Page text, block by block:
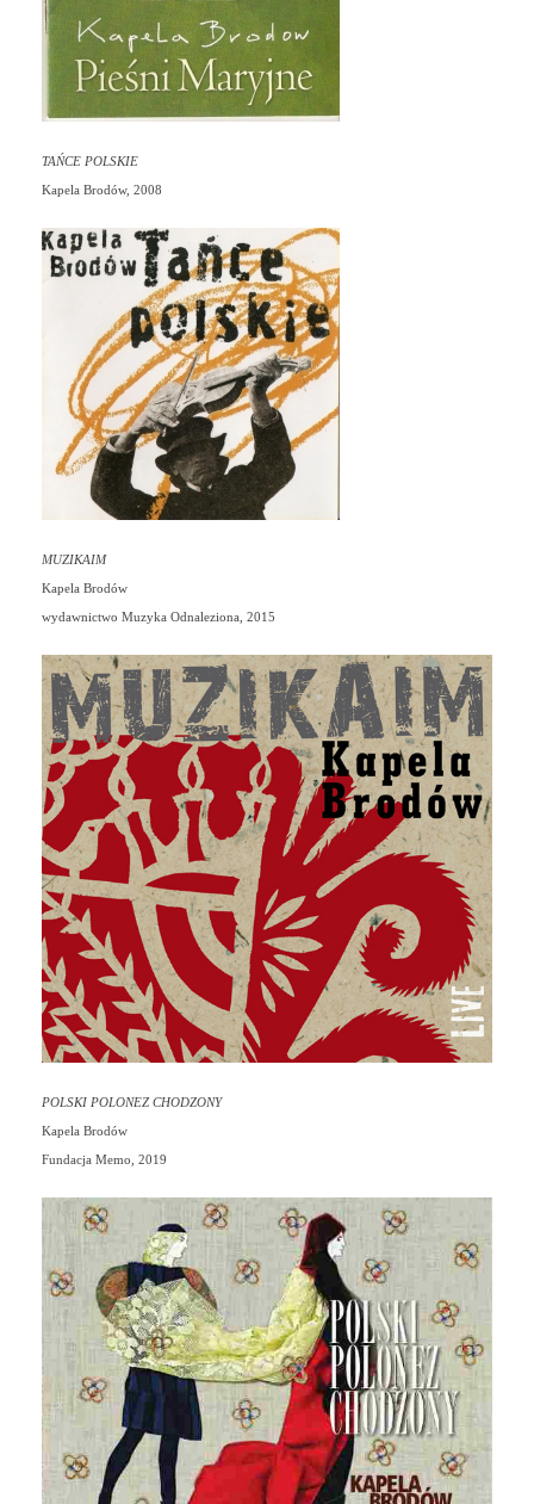
TAŃCE POLSKIE
Kapela Brodów, 2008
MUZIKAIM
Kapela Brodów
wydawnictwo Muzyka Odnaleziona, 2015
POLSKI POLONEZ CHODZONY
Kapela Brodów
Fundacja Memo, 2019